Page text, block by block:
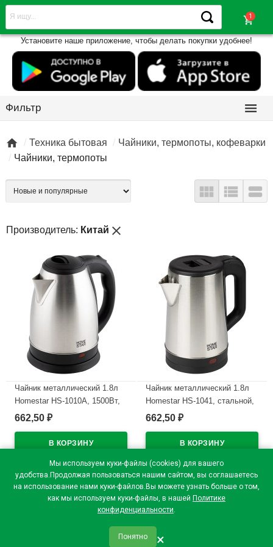
Мы используем куки-файлы (cookies) для вашего
удобства.Продолжая пользоваться нашим сайтом, вы соглашаетесь
на использование нами куки-файлов.Вы можете узнать больше о том,
как мы используем куки-файлы, в нашей Политике
конфиденциальности.
Понятно ×
shopping_cart
Установите наше приложение, чтобы делать покупки удобнее!
Фильтр 
 Техника бытовая
Чайники, термопоты, кофеварки
Чайники, термопоты
  
Производитель: Китай close
Чайник металлический 1.8л
Homestar HS-1010А, 1500Вт,
черный
662,50 ₽
Чайник металлический 1.8л
Homestar HS-1041, стальной,
1500Вт
662,50 ₽